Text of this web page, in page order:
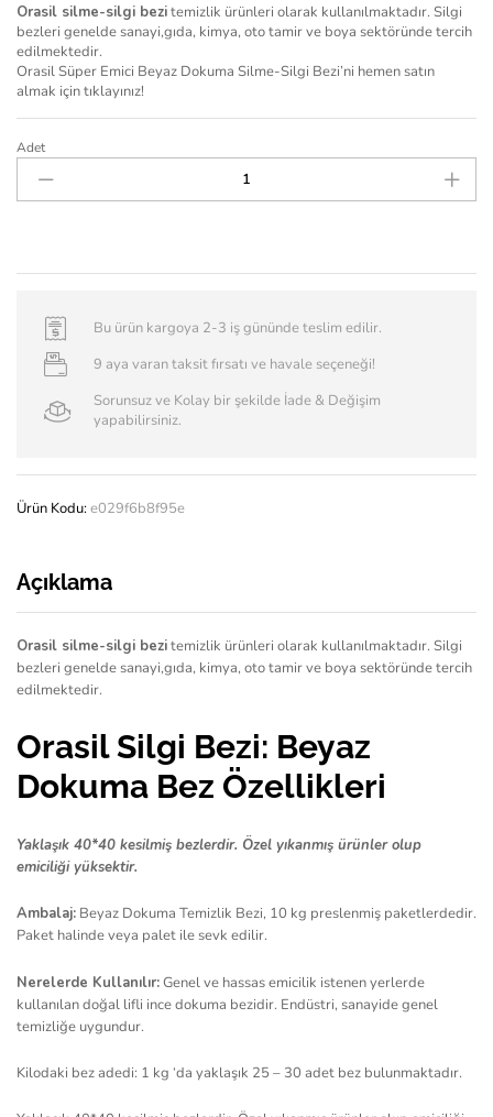
Orasil silme-silgi bezitemizlik ürünleri olarak kullanılmaktadır. Silgi
bezleri genelde sanayi,gıda, kimya, oto tamir ve boya sektöründe tercih
edilmektedir.
Orasil Süper Emici Beyaz Dokuma Silme-Silgi Bezi’ni hemen satın
almak için tıklayınız!
Adet
Bu ürün kargoya 2-3 iş gününde teslim edilir.
9 aya varan taksit fırsatı ve havale seçeneği!
Sorunsuz ve Kolay bir şekilde İade & Değişim
yapabilirsiniz.
Ürün Kodu:e029f6b8f95e
Açıklama
Orasil silme-silgi bezitemizlik ürünleri olarak kullanılmaktadır. Silgi
bezleri genelde sanayi,gıda, kimya, oto tamir ve boya sektöründe tercih
edilmektedir.
Orasil Silgi Bezi: Beyaz
Dokuma Bez Özellikleri
Yaklaşık 40*40 kesilmiş bezlerdir. Özel yıkanmış ürünler olup
emiciliği yüksektir.
Ambalaj: Beyaz Dokuma Temizlik Bezi, 10 kg preslenmiş paketlerdedir.
Paket halinde veya palet ile sevk edilir.
Nerelerde Kullanılır:Genel ve hassas emicilik istenen yerlerde
kullanılan doğal lifli ince dokuma bezidir. Endüstri, sanayide genel
temizliğe uygundur.
Kilodaki bez adedi: 1 kg ‘da yaklaşık 25 – 30 adet bez bulunmaktadır.